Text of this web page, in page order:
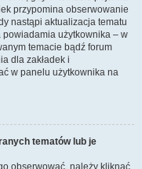
przypomina obserwowanie
nastąpi aktualizacja tematu
użytkownika – w
temacie bądź forum
dla zakładek i
w panelu użytkownika na
tematów lub je
obserwować, należy kliknąć